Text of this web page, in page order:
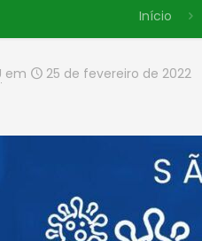
Início
em 25 de fevereiro de 2022